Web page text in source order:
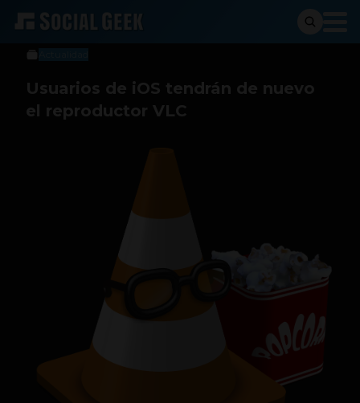
Social Geek
18 de julio de 2013
Usuarios de iOS tendrán de nuevo
el reproductor VLC